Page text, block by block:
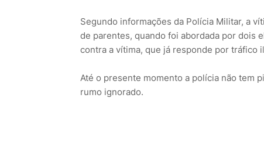
Segundo informações da Polícia Militar, a
de parentes, quando foi abordada por dois
contra a vítima, que já responde por tráfico
Até o presente momento a polícia não tem
rumo ignorado.